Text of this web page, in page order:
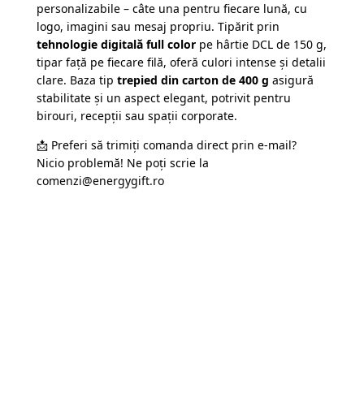
personalizabile – câte una pentru fiecare lună, cu
logo, imagini sau mesaj propriu. Tipărit prin
tehnologie digitală full colorpe hârtie DCL de 150 g,
tipar față pe fiecare filă, oferă culori intense și detalii
clare. Baza tip trepied din carton de 400 g asigură
stabilitate și un aspect elegant, potrivit pentru
birouri, recepții sau spații corporate.
📩 Preferi să trimiți comanda direct prin e-mail?
Nicio problemă! Ne poți scrie la
comenzi@energygift.ro